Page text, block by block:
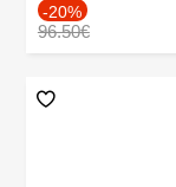
-20%
96.50€